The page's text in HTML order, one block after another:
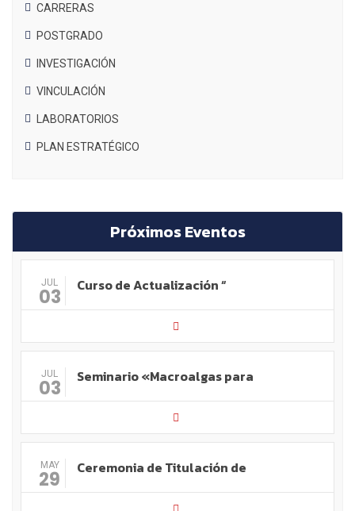
CARRERAS
POSTGRADO
INVESTIGACIÓN
VINCULACIÓN
LABORATORIOS
PLAN ESTRATÉGICO
Próximos Eventos
JUL
03 Curso de Actualización “
JUL
03 Seminario «Macroalgas para
MAY
29 Ceremonia de Titulación de